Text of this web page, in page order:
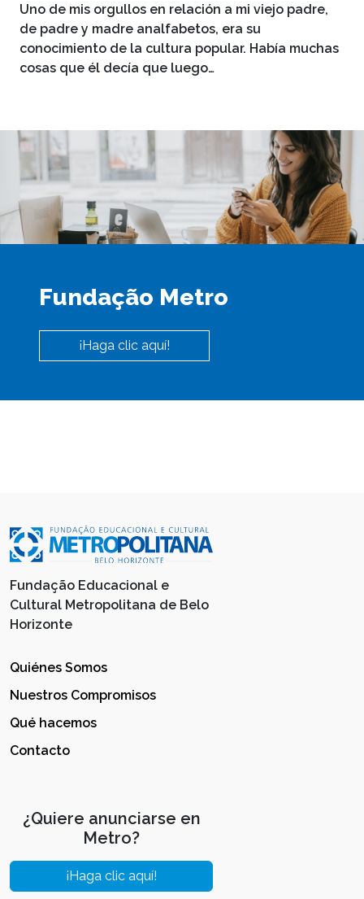
Uno de mis orgullos en relación a mi viejo padre,
de padre y madre analfabetos, era su
conocimiento de la cultura popular. Había muchas
cosas que él decía que luego…
Fundação Metro
¡Haga clic aquí!
Fundação Educacional e
Cultural Metropolitana de Belo
Horizonte
Quiénes Somos
Nuestros Compromisos
Qué hacemos
Contacto
¿Quiere anunciarse en
Metro?
¡Haga clic aquí!